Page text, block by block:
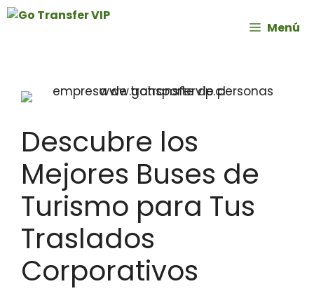
Menú
Descubre los
Mejores Buses de
Turismo para Tus
Traslados
Corporativos